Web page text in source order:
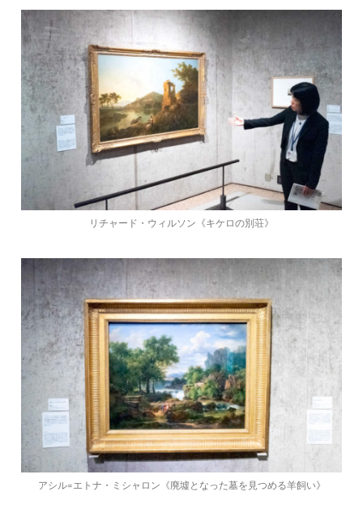
リチャード・ウィルソン《キケロの別荘》
アシル=エトナ・ミシャロン《廃墟となった墓を見つめる羊飼い》